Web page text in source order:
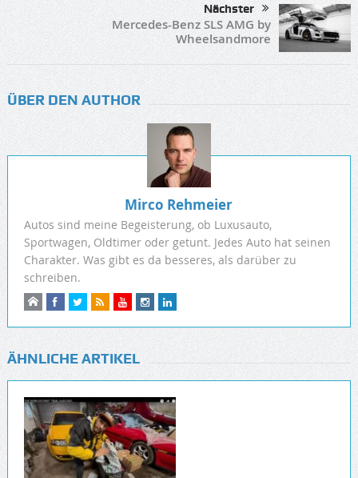
Nächster
Mercedes-Benz SLS AMG by
Wheelsandmore
ÜBER DEN AUTHOR
Mirco Rehmeier
Autos sind meine Begeisterung, ob Luxusauto,
Sportwagen, Oldtimer oder getunt. Jedes Auto hat seinen
Charakter. Was gibt es da besseres, als darüber zu
schreiben.
ÄHNLICHE ARTIKEL